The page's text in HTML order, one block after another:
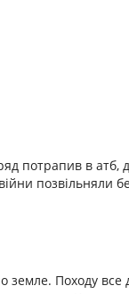
потрапив в атб,
позвільняли
земле. Походу